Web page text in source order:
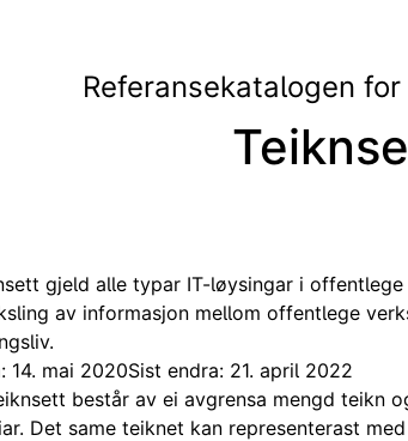
Referansekatalogen
gjeld alle typar IT-løysingar i
av informasjon mellom offentlege
14. mai 2020Sist endra: 21. april 2022
består av ei avgrensa mengd teikn
Det same teiknet kan representerast